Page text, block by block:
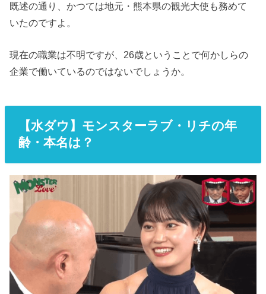
既述の通り、かつては地元・熊本県の観光大使も務めて
いたのですよ。
現在の職業は不明ですが、26歳ということで何かしらの
企業で働いているのではないでしょうか。
【水ダウ】モンスターラブ・リチの年
齢・本名は？